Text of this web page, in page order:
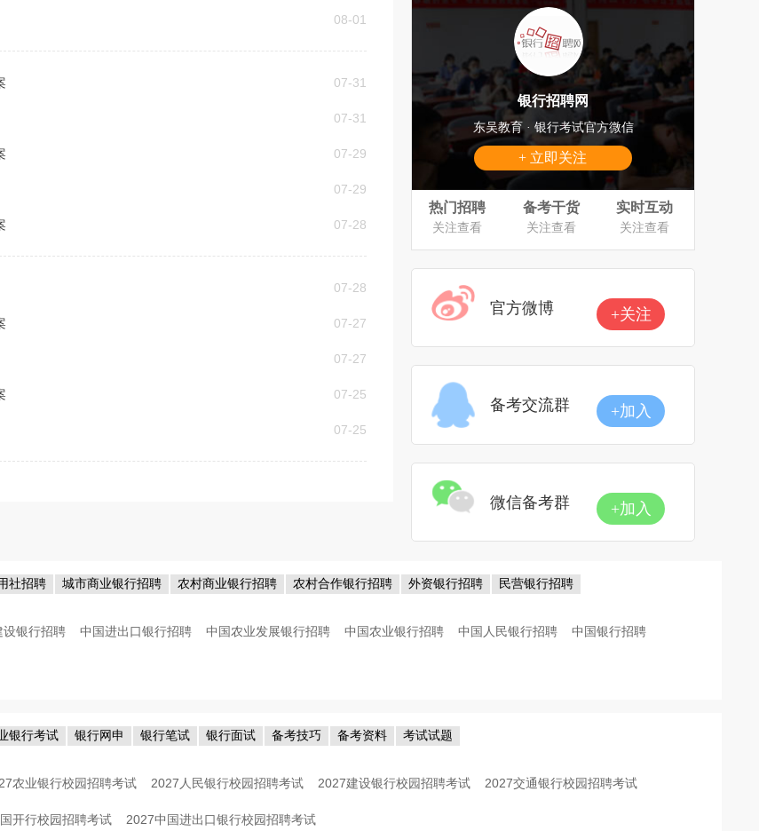
08-01
07-31
07-31
07-29
07-29
07-28
07-28
07-27
07-27
07-25
07-25
银行招聘网
东吴教育 · 银行考试官方微信
+ 立即关注
热门招聘
关注查看
备考干货
关注查看
实时互动
关注查看
官方微博 +关注
备考交流群 +加入
微信备考群 +加入
社招聘 城市商业银行招聘 农村商业银行招聘 农村合作银行招聘 外资银行招聘 民营银行招聘
设银行招聘 中国进出口银行招聘 中国农业发展银行招聘 中国农业银行招聘 中国人民银行招聘 中国银行招聘
银行考试 银行网申 银行笔试 银行面试 备考技巧 备考资料 考试试题
农业银行校园招聘考试 2027人民银行校园招聘考试 2027建设银行校园招聘考试 2027交通银行校园招聘考试
开行校园招聘考试 2027中国进出口银行校园招聘考试